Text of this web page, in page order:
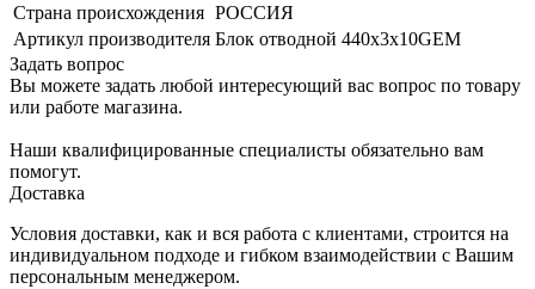
Страна происхождения РОССИЯ
Артикул производителя Блок отводной 440х3х10GEM
Задать вопрос
Вы можете задать любой интересующий вас вопрос по товару
или работе магазина.
Наши квалифицированные специалисты обязательно вам
помогут.
Доставка
Условия доставки, как и вся работа с клиентами, строится на
индивидуальном подходе и гибком взаимодействии с Вашим
персональным менеджером.